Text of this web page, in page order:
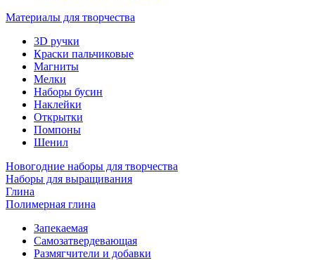
Материалы для творчества
3D ручки
Краски пальчиковые
Магниты
Мелки
Наборы бусин
Наклейки
Открытки
Помпоны
Шенил
Новогодние наборы для творчества
Наборы для выращивания
Глина
Полимерная глина
Запекаемая
Самозатвердевающая
Размягчители и добавки